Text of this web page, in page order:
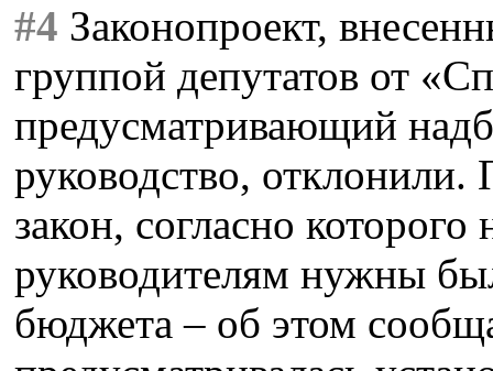
#4 Законопроект,
группой депутатов от
предусматривающий
руководство, отклонили.
закон, согласно
руководителям нужны
бюджета – об этом